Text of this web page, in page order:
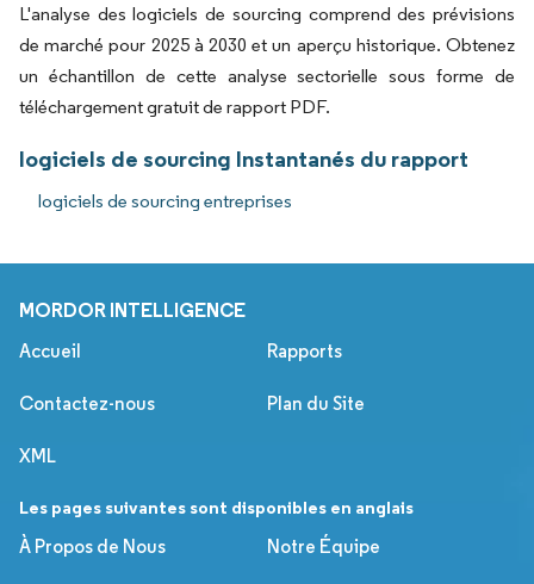
L'analyse des logiciels de sourcing comprend des prévisions
de marché pour 2025 à 2030 et un aperçu historique. Obtenez
un échantillon de cette analyse sectorielle sous forme de
téléchargement gratuit de rapport PDF.
logiciels de sourcing Instantanés du rapport
logiciels de sourcing entreprises
MORDOR INTELLIGENCE
Accueil Rapports
Contactez-nous Plan du Site
XML
Les pages suivantes sont disponibles en anglais
À Propos de Nous
Notre Équipe